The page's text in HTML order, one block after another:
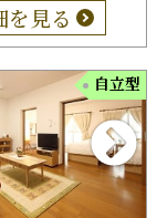
を見る
自立型